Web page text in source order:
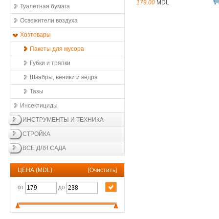
Туалетная бумага
Освежители воздухa
Хозтовары
Пакеты для мусора
Губки и тряпки
Швабры, веники и ведра
Тазы
Инсектициды
ИНСТРУМЕНТЫ И ТЕХНИКА
СТРОЙКА
ВСЕ ДЛЯ САДА
ЦЕНА (MDL) [Очистить]
от до
179.00 MDL